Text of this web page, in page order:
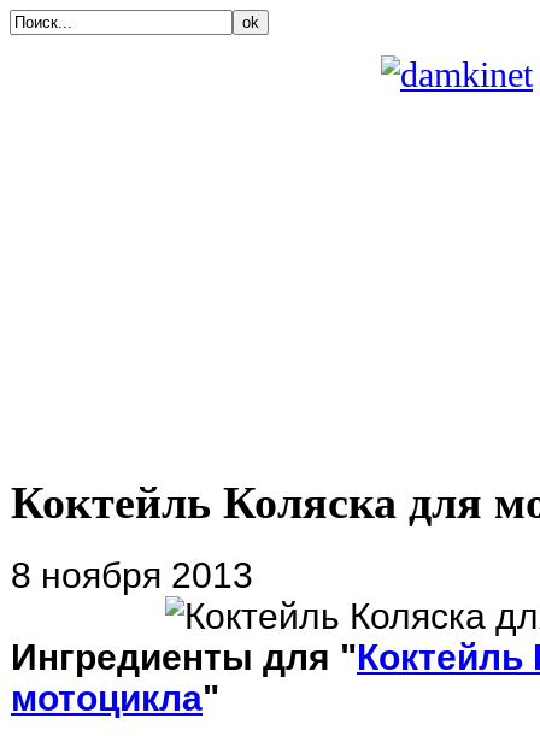
ok
Коктейль Коляска для
8 ноября 2013
Ингредиенты для "Коктейль
мотоцикла"